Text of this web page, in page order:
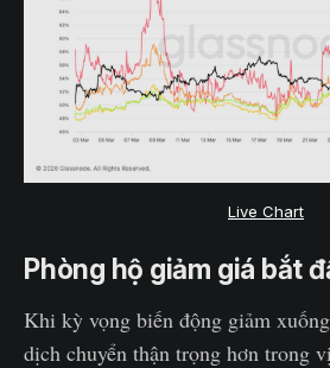
Live Chart
Phòng hộ giảm giá bắt
Khi kỳ vọng biến động giảm
dịch chuyển thận trọng hơn trong